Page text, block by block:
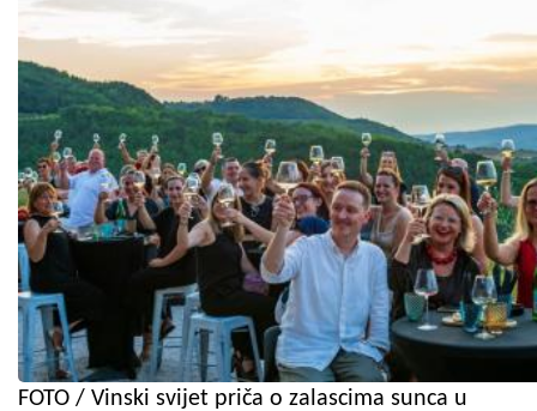
FOTO / Vinski svijet priča o zalascima sunca u